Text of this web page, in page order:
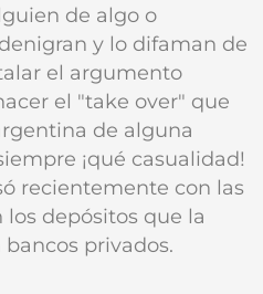
de algo o
y lo difaman de
el argumento
el "take over" que
de alguna
¡qué casualidad!
recientemente con las
los depósitos que la
privados.